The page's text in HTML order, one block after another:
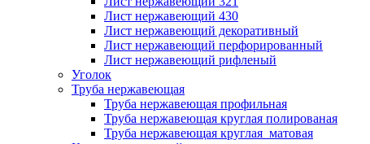
Лист нержавеющий 430
Лист нержавеющий декоративный
Лист нержавеющий перфорированный
Лист нержавеющий рифленый
Уголок
Труба нержавеющая
Труба нержавеющая профильная
Труба нержавеющая круглая полированая
Труба нержавеющая круглая матовая